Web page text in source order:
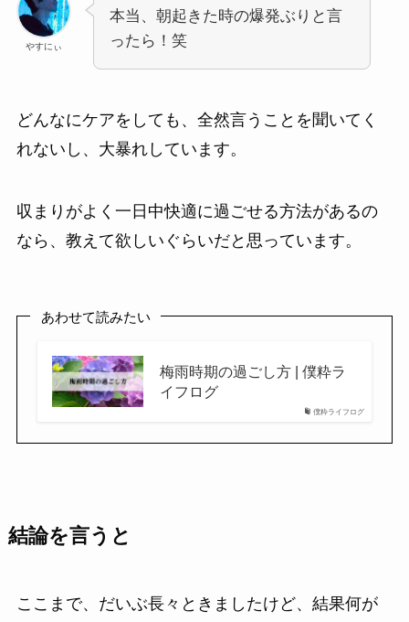
やすにぃ
本当、朝起きた時の爆発ぶりと言
ったら！笑
どんなにケアをしても、全然言うことを聞いてく
れないし、大暴れしています。
収まりがよく一日中快適に過ごせる方法があるの
なら、教えて欲しいぐらいだと思っています。
あわせて読みたい
僕粋ライフログ
梅雨時期の過ごし方 | 僕粋ラ
イフログ
結論を言うと
ここまで、だいぶ長々ときましたけど、結果何が